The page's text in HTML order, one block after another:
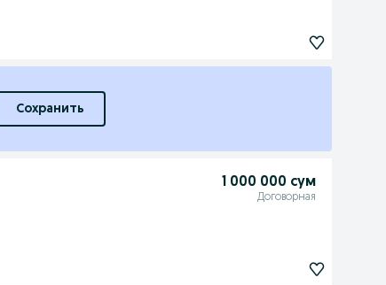
Сохранить
1 000 000 сум
Договорная